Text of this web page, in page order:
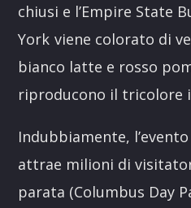
chiusi e l’Empire State
York viene colorato di
bianco latte e rosso
riproducono il tricolore
Indubbiamente,
attrae milioni di
parata (Columbus Day